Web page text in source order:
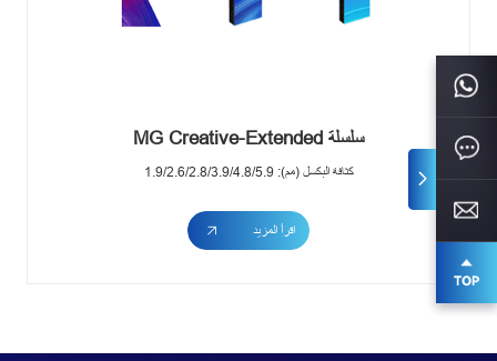
سلسلة MG Creative-Extended
كثافة البكسل (مم): 1.9/2.6/2.8/3.9/4.8/5.9
اقرأ المزيد